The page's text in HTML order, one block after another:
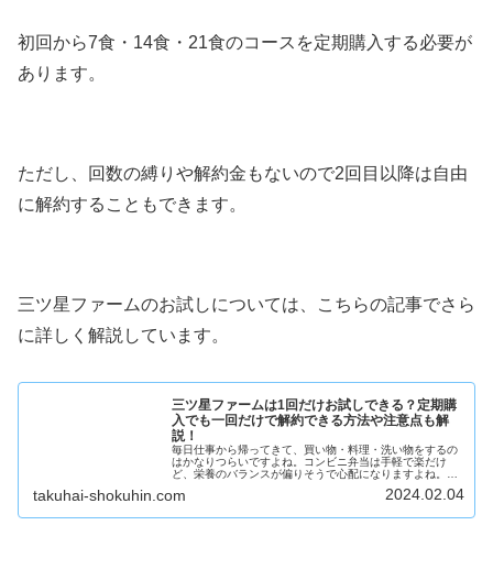
初回から7食・14食・21食のコースを定期購入する必要が
あります。
ただし、回数の縛りや解約金もないので2回目以降は自由
に解約することもできます。
三ツ星ファームのお試しについては、こちらの記事でさら
に詳しく解説しています。
三ツ星ファームは1回だけお試しできる？定期購
入でも一回だけで解約できる方法や注意点も解
説！
毎日仕事から帰ってきて、買い物・料理・洗い物をするの
はかなりつらいですよね。コンビニ弁当は手軽で楽だけ
ど、栄養のバランスが偏りそうで心配になりますよね。そ
もし合わなくてもすぐに解約できなそ...
takuhai-shokuhin.com 2024.02.04